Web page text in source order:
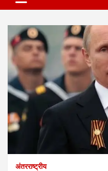
अंतरराष्ट्रीय